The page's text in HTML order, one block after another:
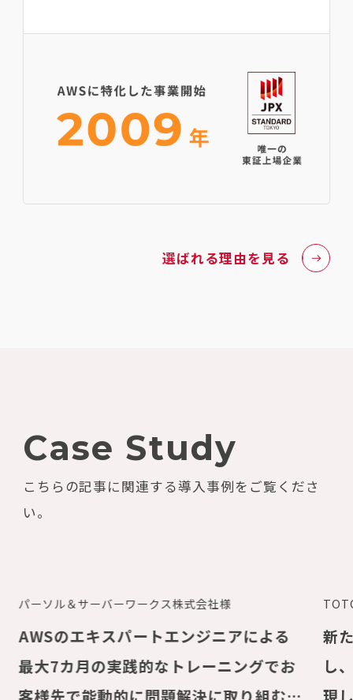
選ばれる理由を見る
Case Study
こちらの記事に関連する導入事例をご覧くださ
い。
パーソル＆サーバーワークス株式会社様
AWSのエキスパートエンジニアによる
最大7カ月の実践的なトレーニングでお
新
し